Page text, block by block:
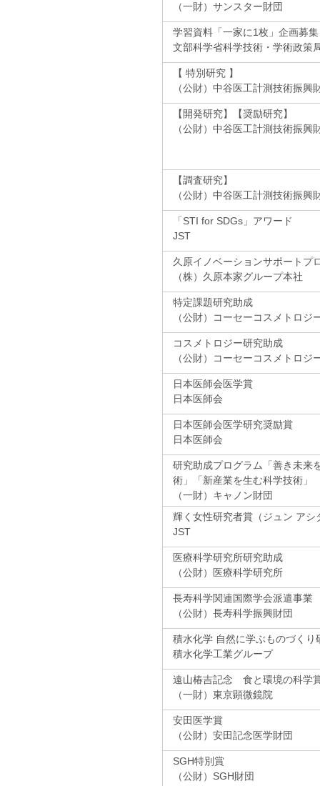
（一財）サンスター財団
学習資料「一家に1枚」企画募集
文部科学省科学技術・学術政策
【 特別研究 】
（公財）中谷医工計測技術振興
【開発研究】【奨励研究】
（公財）中谷医工計測技術振興
【調査研究】
（公財）中谷医工計測技術振興
「STI for SDGs」アワード
JST
久原イノベーションサポートプ
（株）久原本家グループ本社
特定課題研究助成
（公財）コーセーコスメトロジ
コスメトロジー研究助成
（公財）コーセーコスメトロジ
日本医師会医学賞
日本医師会
日本医師会医学研究奨励賞
日本医師会
研究助成プログラム「善き未来
術」「新産業を生む科学技術」
（一財）キャノン財団
輝く女性研究者賞（ジュン アシ
JST
医療科学研究所研究助成
（公財）医療科学研究所
長寿科学関連国際学会派遣事業
（公財）長寿科学振興財団
積水化学 自然に学ぶものづくり
積水化学工業グループ
遠山椿吉記念 食と環境の科学
（一財）東京顕微鏡院
安田医学賞
（公財）安田記念医学財団
SGH特別賞
（公財）SGH財団